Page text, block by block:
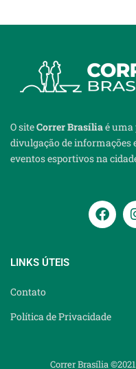
O siteCorrer Brasíliaé uma
divulgação de informações
eventos esportivos na
LINKS ÚTEIS
Contato
Política de Privacidade
Correr Brasília